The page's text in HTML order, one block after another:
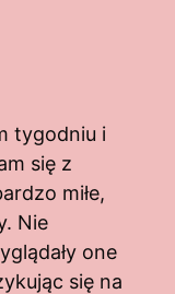
tygodniu i
się z
miłe,
Nie
one
się na